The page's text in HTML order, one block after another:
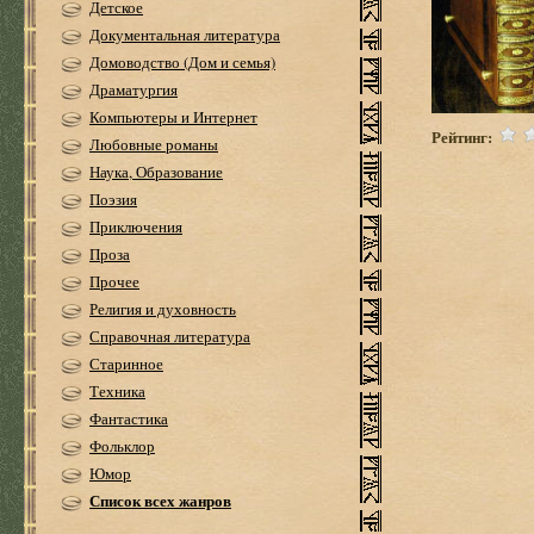
Детское
Документальная литература
Домоводство (Дом и семья)
Драматургия
Компьютеры и Интернет
Любовные романы
Наука, Образование
Поэзия
Приключения
Проза
Прочее
Религия и духовность
Справочная литература
Старинное
Техника
Фантастика
Фольклор
Юмор
Список всех жанров
Рейтинг: